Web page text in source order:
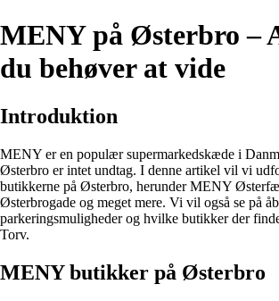
MENY på Østerbro –
du behøver at vide
Introduktion
MENY er en populær supermarkedskæde i
Østerbro er intet undtag. I denne artikel vil vi
butikkerne på Østerbro, herunder MENY
Østerbrogade og meget mere. Vi vil også se på
parkeringsmuligheder og hvilke butikker der
Torv.
MENY butikker på Østerbro